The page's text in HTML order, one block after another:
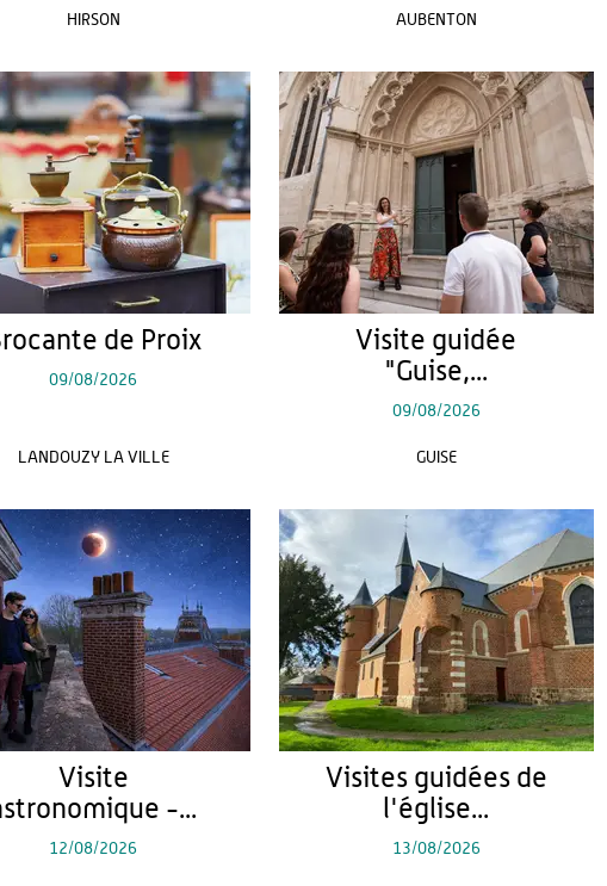
HIRSON AUBENTON
de Proix
09/08/2026
LANDOUZY LA VILLE
Visite guidée
"Guise,...
09/08/2026
GUISE
Visite
-...
12/08/2026
Visites guidées de
l'église...
13/08/2026